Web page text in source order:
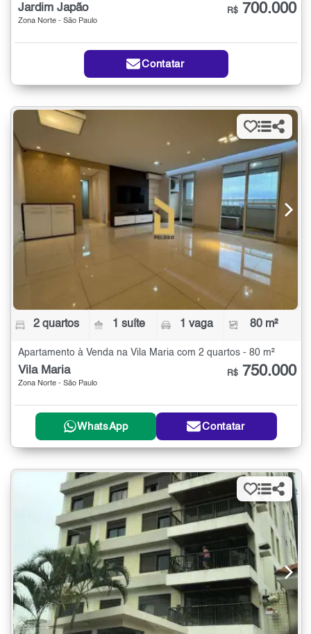
Jardim Japão
Zona Norte - São Paulo
R$ 700.000
Contatar
2 quartos 1 suíte 1 vaga 80 m²
Apartamento à Venda na Vila Maria com 2 quartos - 80 m²
Vila Maria
Zona Norte - São Paulo
R$ 750.000
WhatsApp Contatar